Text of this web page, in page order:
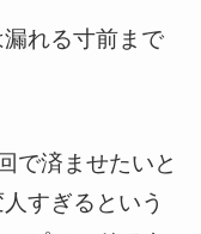
れる寸前まで
で済ませたいと
すぎるという